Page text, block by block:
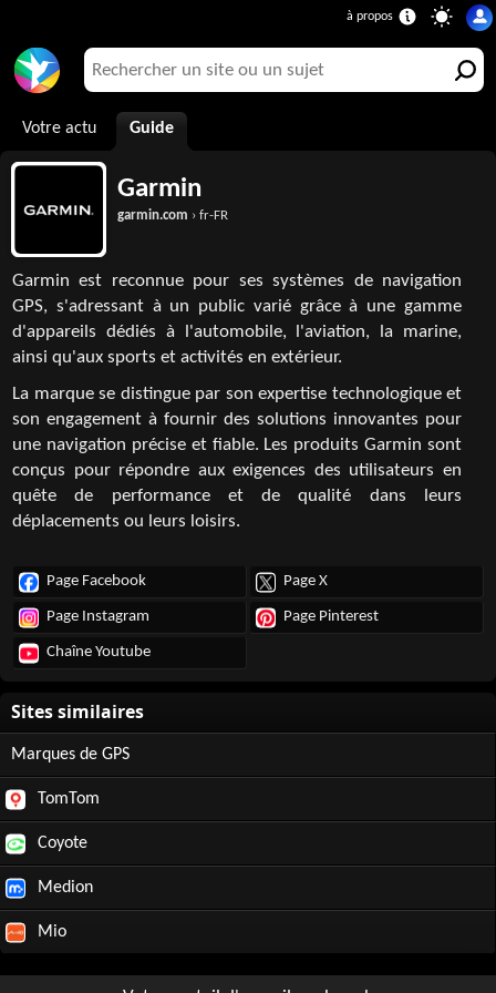
Votre actu Guide
Garmin
garmin.com › fr-FR
Garmin est reconnue pour ses systèmes de navigation
GPS, s'adressant à un public varié grâce à une gamme
d'appareils dédiés à l'automobile, l'aviation, la marine,
ainsi qu'aux sports et activités en extérieur.
La marque se distingue par son expertise technologique et
son engagement à fournir des solutions innovantes pour
une navigation précise et fiable. Les produits Garmin sont
conçus pour répondre aux exigences des utilisateurs en
quête de performance et de qualité dans leurs
déplacements ou leurs loisirs.
Page Facebook Page X
Page Instagram Page Pinterest
Chaîne Youtube
Marques de GPS
TomTom
Coyote
Medion
Mio